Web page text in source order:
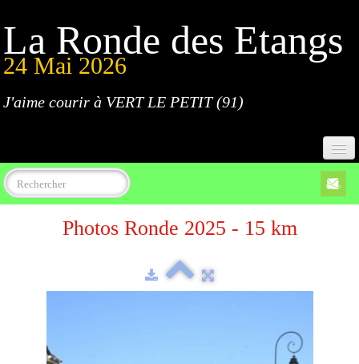
La Ronde des Etangs
24 Mai 2026
J'aime courir à VERT LE PETIT (91)
Accueil
ProgrammePhotos Ronde 2025 - 15 km